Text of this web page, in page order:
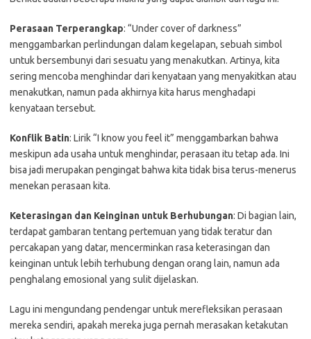
Perasaan Terperangkap: “Under cover of darkness”
menggambarkan perlindungan dalam kegelapan, sebuah simbol
untuk bersembunyi dari sesuatu yang menakutkan. Artinya, kita
sering mencoba menghindar dari kenyataan yang menyakitkan atau
menakutkan, namun pada akhirnya kita harus menghadapi
kenyataan tersebut.
Konflik Batin: Lirik “I know you feel it” menggambarkan bahwa
meskipun ada usaha untuk menghindar, perasaan itu tetap ada. Ini
bisa jadi merupakan pengingat bahwa kita tidak bisa terus-menerus
menekan perasaan kita.
Keterasingan dan Keinginan untuk Berhubungan: Di bagian lain,
terdapat gambaran tentang pertemuan yang tidak teratur dan
percakapan yang datar, mencerminkan rasa keterasingan dan
keinginan untuk lebih terhubung dengan orang lain, namun ada
penghalang emosional yang sulit dijelaskan.
Lagu ini mengundang pendengar untuk merefleksikan perasaan
mereka sendiri, apakah mereka juga pernah merasakan ketakutan